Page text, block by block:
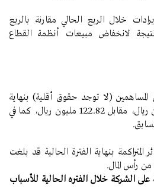
خلال الربع الحالي مقارنة بالربع
بنسبة 30.84%، نتيجة لانخفاض مبيعات أنظمة القطاع
(لا توجد حقوق أقلية) بنهاية
الفترة قد بلغت 101.95 مليون ريال، مقابل 122.82 مليون ريال، كما في
بنهاية الفترة الحالية قد بلغت
على الشركة خلال الفتره الحالية للأسباب